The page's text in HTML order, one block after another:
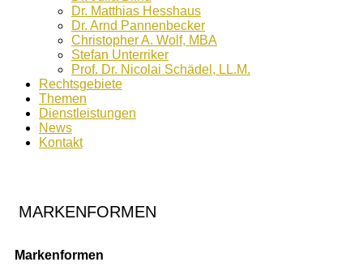
Dr. Matthias Hesshaus
Dr. Arnd Pannenbecker
Christopher A. Wolf, MBA
Stefan Unterriker
Prof. Dr. Nicolai Schädel, LL.M.
Rechtsgebiete
Themen
Dienstleistungen
News
Kontakt
MARKENFORMEN
Markenformen